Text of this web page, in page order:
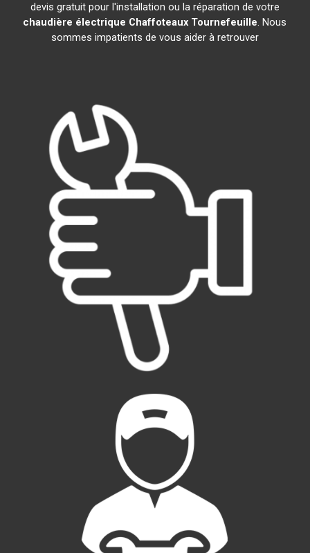
devis gratuit pour l'installation ou la réparation de votre
chaudière électrique Chaffoteaux Tournefeuille. Nous
sommes impatients de vous aider à retrouver